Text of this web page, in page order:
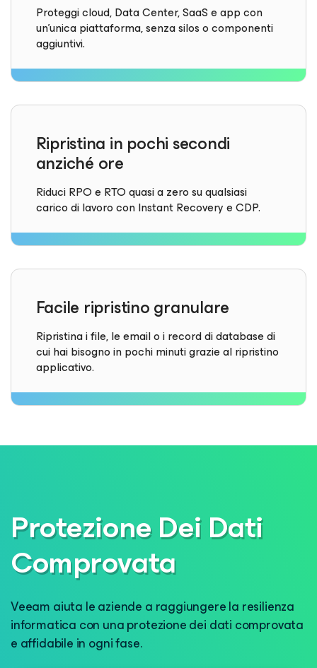
Proteggi cloud, Data Center, SaaS e app con
un'unica piattaforma, senza silos o componenti
aggiuntivi.
Ripristina in pochi secondi
anziché ore
Riduci RPO e RTO quasi a zero su qualsiasi
carico di lavoro con Instant Recovery e CDP.
Facile ripristino granulare
Ripristina i file, le email o i record di database di
cui hai bisogno in pochi minuti grazie al ripristino
applicativo.
Protezione Dei Dati
Comprovata
Veeam aiuta le aziende a raggiungere la resilienza
informatica con una protezione dei dati comprovata
e affidabile in ogni fase.